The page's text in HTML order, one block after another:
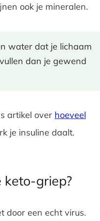
ook je mineralen.
water dat je lichaam
dan je gewend
artikel over hoeveel
je insuline daalt.
keto-griep?
door een echt virus.